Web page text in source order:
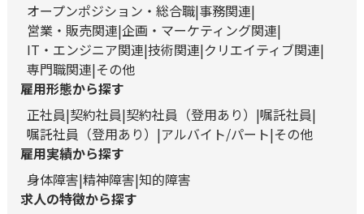
オープンポジション・総合職 事務関連
営業・販売関連 企画・マーケティング関連
IT・エンジニア関連 技術関連 クリエイティブ関連
専門職関連 その他
雇用形態から探す
正社員 契約社員 契約社員（登用あり）
嘱託社員
嘱託社員（登用あり）
アルバイト/パート その他
雇用実績から探す
身体障害 精神障害 知的障害
求人の特徴から探す